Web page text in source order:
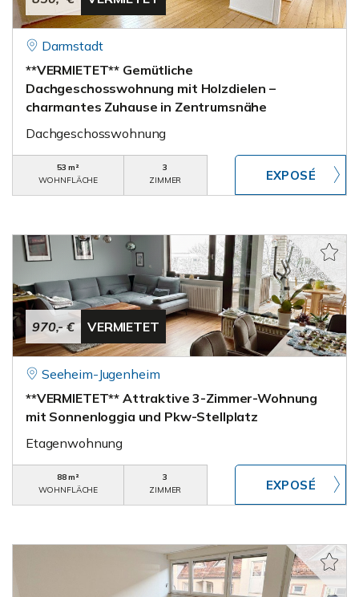
Darmstadt
**VERMIETET** Gemütliche
Dachgeschosswohnung mit Holzdielen –
charmantes Zuhause in Zentrumsnähe
Dachgeschosswohnung
53 m²
WOHNFLÄCHE
3
ZIMMER
970,- € VERMIETET
Seeheim-Jugenheim
**VERMIETET** Attraktive 3-Zimmer-Wohnung
mit Sonnenloggia und Pkw-Stellplatz
Etagenwohnung
88 m²
WOHNFLÄCHE
3
ZIMMER